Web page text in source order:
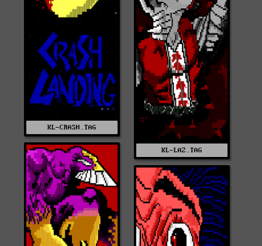
KL-CRASH.TAG
KL-LAZ.TAG